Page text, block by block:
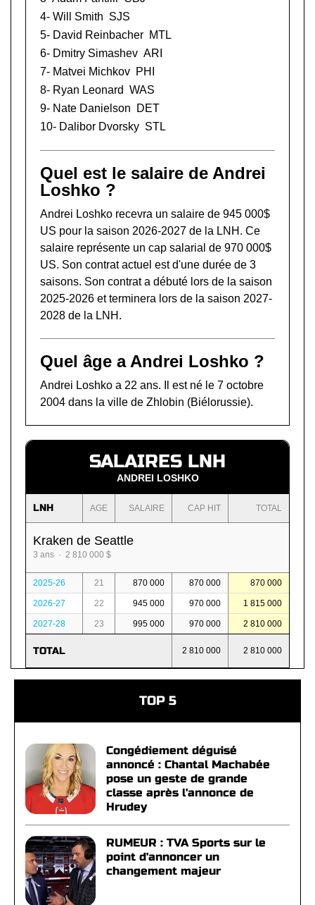
4- Will Smith SJS
5- David Reinbacher MTL
6- Dmitry Simashev ARI
7- Matvei Michkov PHI
8- Ryan Leonard WAS
9- Nate Danielson
DET
10- Dalibor Dvorsky STL
Quel est le salaire de Andrei
Loshko ?
Andrei Loshko recevra un salaire de 945 000$
US pour la saison 2026-2027 de la LNH. Ce
salaire représente un cap salarial de 970 000$
US. Son contrat actuel est d'une durée de 3
saisons. Son contrat a débuté lors de la saison
2025-2026 et terminera lors de la saison 2027-
2028 de la LNH.
Quel âge a Andrei Loshko ?
Andrei Loshko a 22 ans. Il est né le 7 octobre
2004 dans la ville de Zhlobin (Biélorussie).
SALAIRES LNH
ANDREI LOSHKO
LNH AGE SALAIRE CAP HIT TOTAL
Kraken de Seattle
3 ans · 2 810 000 $
2025-26 21 870 000 870 000 870 000
2026-27 22 945 000 970 000 1 815 000
2027-28 23 995 000 970 000 2 810 000
TOTAL 2 810 000 2 810 000
TOP 5
Congédiement déguisé
annoncé : Chantal Machabée
pose un geste de grande
classe après l'annonce de
Hrudey
RUMEUR : TVA Sports sur le
point d'annoncer un
changement majeur